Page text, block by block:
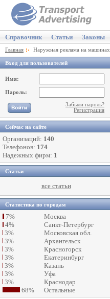
Справочник Статьи Законы
Главная Наружная реклама на машинах
Вход для пользователей
Имя:
Пароль:
Забыли пароль?
Регистрация
Сейчас на сайте
Организаций: 140
Телефонов: 174
Надежных фирм: 1
Статьи
все статьи
Статистика по городам
7%
Москва
4%
Санкт-Петербург
3%
Московская обл.
3%
Архангельск
3%
Красногорск
3%
Екатеринбург
3%
Казань
3%
Уфа
3%
Краснодар
68%
Остальные